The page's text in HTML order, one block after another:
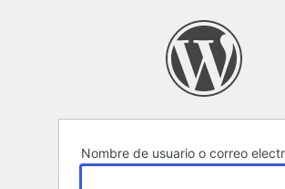
Nombre de usuario o correo